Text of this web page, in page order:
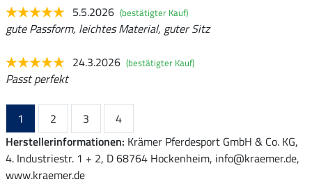
5.5.2026 (bestätigter Kauf)
gute Passform, leichtes Material, guter Sitz
24.3.2026 (bestätigter Kauf)
Passt perfekt
1 2 3
4
Herstellerinformationen: Krämer Pferdesport GmbH & Co. KG,
4. Industriestr. 1 + 2, D 68764 Hockenheim, info@kraemer.de,
www.kraemer.de